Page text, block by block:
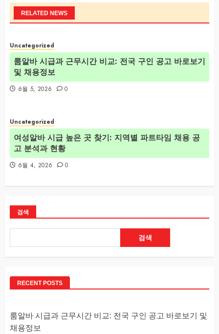
RELATED NEWS
Uncategorized
룸알바 시급과 근무시간 비교: 전국 구인 공고 바로보기
및 채용정보
6월 5, 2026 0
Uncategorized
여성알바 시급 높은 곳 찾기: 지역별 파트타임 채용 공
고 분석과 현황
6월 4, 2026 0
검색
검색
RECENT POSTS
룸알바 시급과 근무시간 비교: 전국 구인 공고 바로보기 및
채용정보